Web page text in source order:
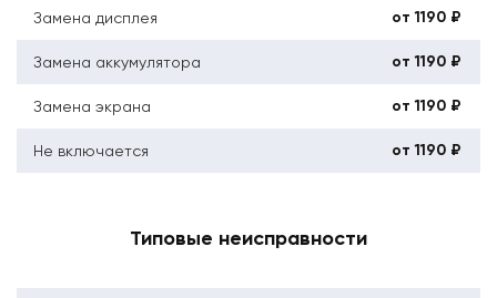
Замена дисплея от 1190 ₽
Замена аккумулятора от 1190 ₽
Замена экрана от 1190 ₽
Не включается от 1190 ₽
Типовые неисправности